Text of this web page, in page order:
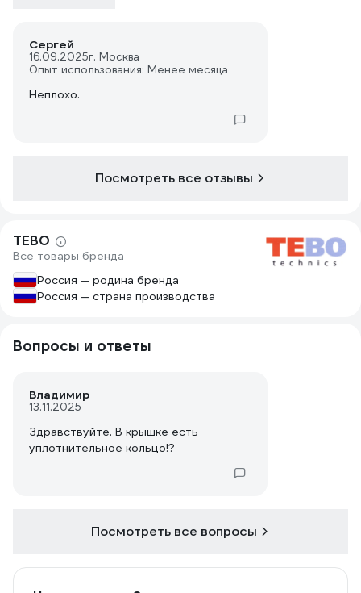
Сергей
16.09.2025г. Москва
Опыт использования: Менее месяца
Неплохо.
Посмотреть все отзывы
TEBO
Все товары бренда
Россия — родина бренда
Россия — страна производства
Вопросы и ответы
Владимир
13.11.2025
Здравствуйте. В крышке есть
уплотнительное кольцо!?
Посмотреть все вопросы